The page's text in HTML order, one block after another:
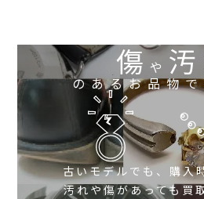
傷や
のあるお品物
古いモデルでも、購入
汚れや傷があっても買